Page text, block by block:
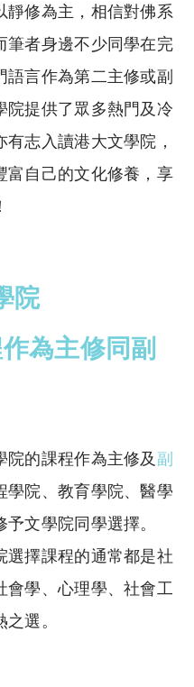
靜修為主，相信對佛系
筆者身邊不少同學在完
語言作為第二主修或副
院提供了眾多熱門及冷
志入讀港大文學院，
富自己的文化修養，享
院
為主修同副
院的課程作為主修及 副
學院、教育學院、醫學
文學院同學選擇。
選擇課程的通常都是社
會學、心理學、社會工
選。